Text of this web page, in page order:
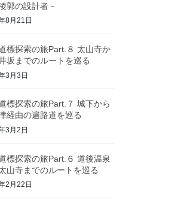
郭の設計者－
8月21日
標探索の旅Part.８ 太山寺か
坂までのルートを巡る
3月3日
標探索の旅Part.７ 城下から
経由の遍路道を巡る
3月2日
標探索の旅Part.６ 道後温泉
山寺までのルートを巡る
2月22日